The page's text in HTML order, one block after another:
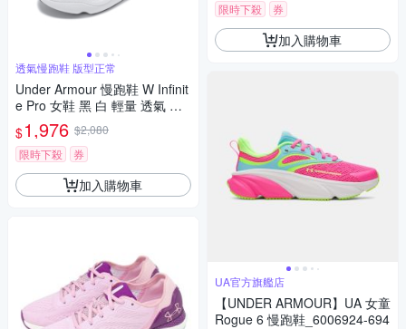
透氣慢跑鞋 版型正常
Under Armour 慢跑鞋 W Infinit
e Pro 女鞋 黑 白 輕量 透氣 緩
震 路跑 運動鞋 UA 302720000
1
$1,976 $2,080
限時下殺
券
加入購物車
限時下殺
券
加入購物車
UA官方旗艦店
【UNDER ARMOUR】UA 女童
Rogue 6 慢跑鞋_6006924-694